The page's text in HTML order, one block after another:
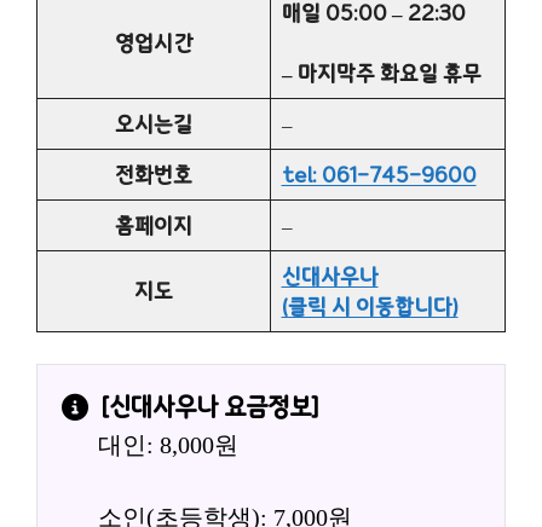
영업시간
매일 05:00 – 22:30
– 마지막주 화요일 휴무
오시는길
–
전화번호
tel: 061-745-9600
홈페이지
–
지도
신대사우나
(클릭 시 이동합니다)
[신대사우나 요금정보]
대인: 8,000원
소인(초등학생): 7,000원